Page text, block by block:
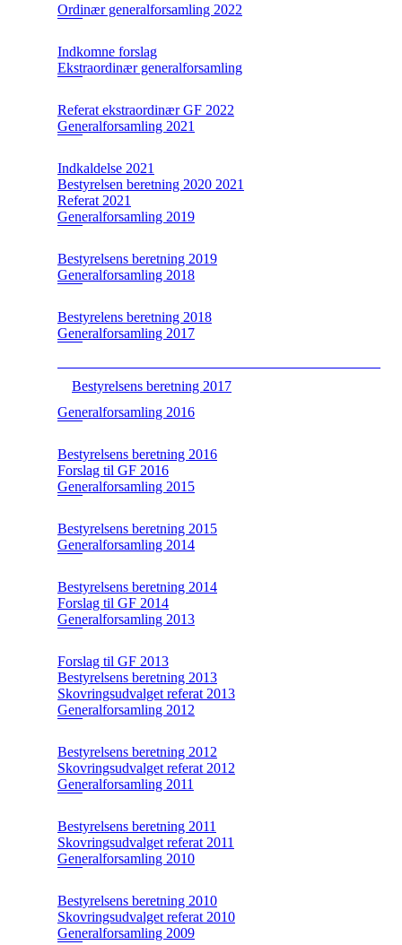
Ordinær generalforsamling 2022
Indkomne forslag
Ekstraordinær generalforsamling
Referat ekstraordinær GF 2022
Generalforsamling 2021
Indkaldelse 2021
Bestyrelsen beretning 2020 2021
Referat 2021
Generalforsamling 2019
Bestyrelsens beretning 2019
Generalforsamling 2018
Bestyrelens beretning 2018
Generalforsamling 2017
Bestyrelsens beretning 2017
Generalforsamling 2016
Bestyrelsens beretning 2016
Forslag til GF 2016
Generalforsamling 2015
Bestyrelsens beretning 2015
Generalforsamling 2014
Bestyrelsens beretning 2014
Forslag til GF 2014
Generalforsamling 2013
Forslag til GF 2013
Bestyrelsens beretning 2013
Skovringsudvalget referat 2013
Generalforsamling 2012
Bestyrelsens beretning 2012
Skovringsudvalget referat 2012
Generalforsamling 2011
Bestyrelsens beretning 2011
Skovringsudvalget referat 2011
Generalforsamling 2010
Bestyrelsens beretning 2010
Skovringsudvalget referat 2010
Generalforsamling 2009